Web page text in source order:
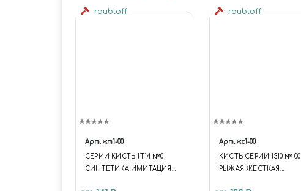
roubloff
Арт. жт1-00
СЕРИИ КИСТЬ 1Т14 №0
СИНТЕТИКА ИМИТАЦИЯ
roubloff
Арт. жс1-00
КИСТЬ СЕРИИ 1310 № 00
РЫЖАЯ ЖЕСТКАЯ